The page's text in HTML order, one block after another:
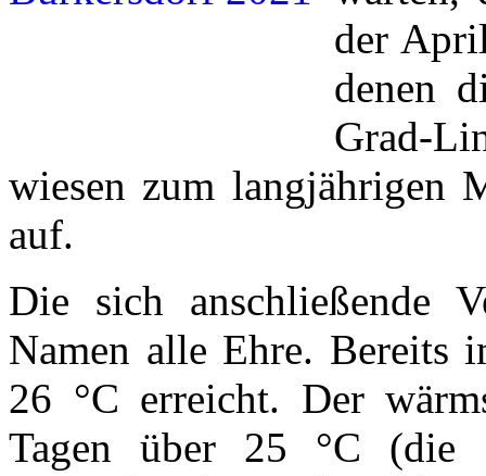
der
denen
Grad-
wiesen zum langjährigen
auf.
Die sich anschließende
Namen alle Ehre. Bereits
26 °C erreicht. Der
Tagen über 25 °C (die